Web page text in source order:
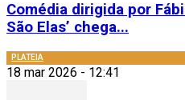
Comédia dirigida por
São Elas’ chega...
PLATEIA
18 mar 2026 - 12:41